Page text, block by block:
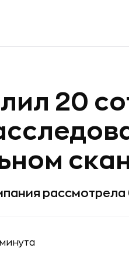
20
рассмотрела